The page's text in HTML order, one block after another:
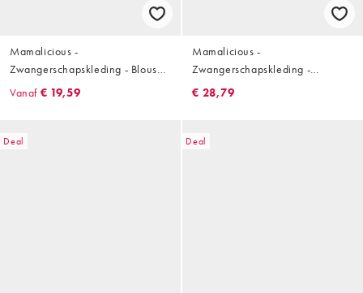
Mamalicious -
Zwangerschapskleding - Blouse
met borstvoedingsfunctie en
Vanaf € 19,59
Mamalicious -
Zwangerschapskleding -
Borstvoedingsbralette met kanten
€ 28,79
Deal Deal